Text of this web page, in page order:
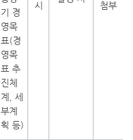
기 경
영목
표(경
영목
표 추
진체
계, 세
부계
획 등)
시 첨부